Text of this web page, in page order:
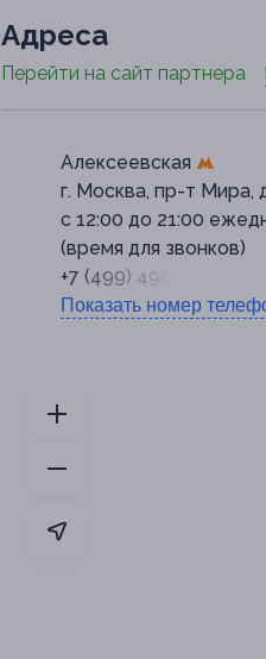
Адресa
Перейти на сайт партнера
Алексеевская
г. Москва, пр-т Мира,
с 12:00 до 21:00
(время для звонков)
+7 (499) 490-45-52
Показать номер